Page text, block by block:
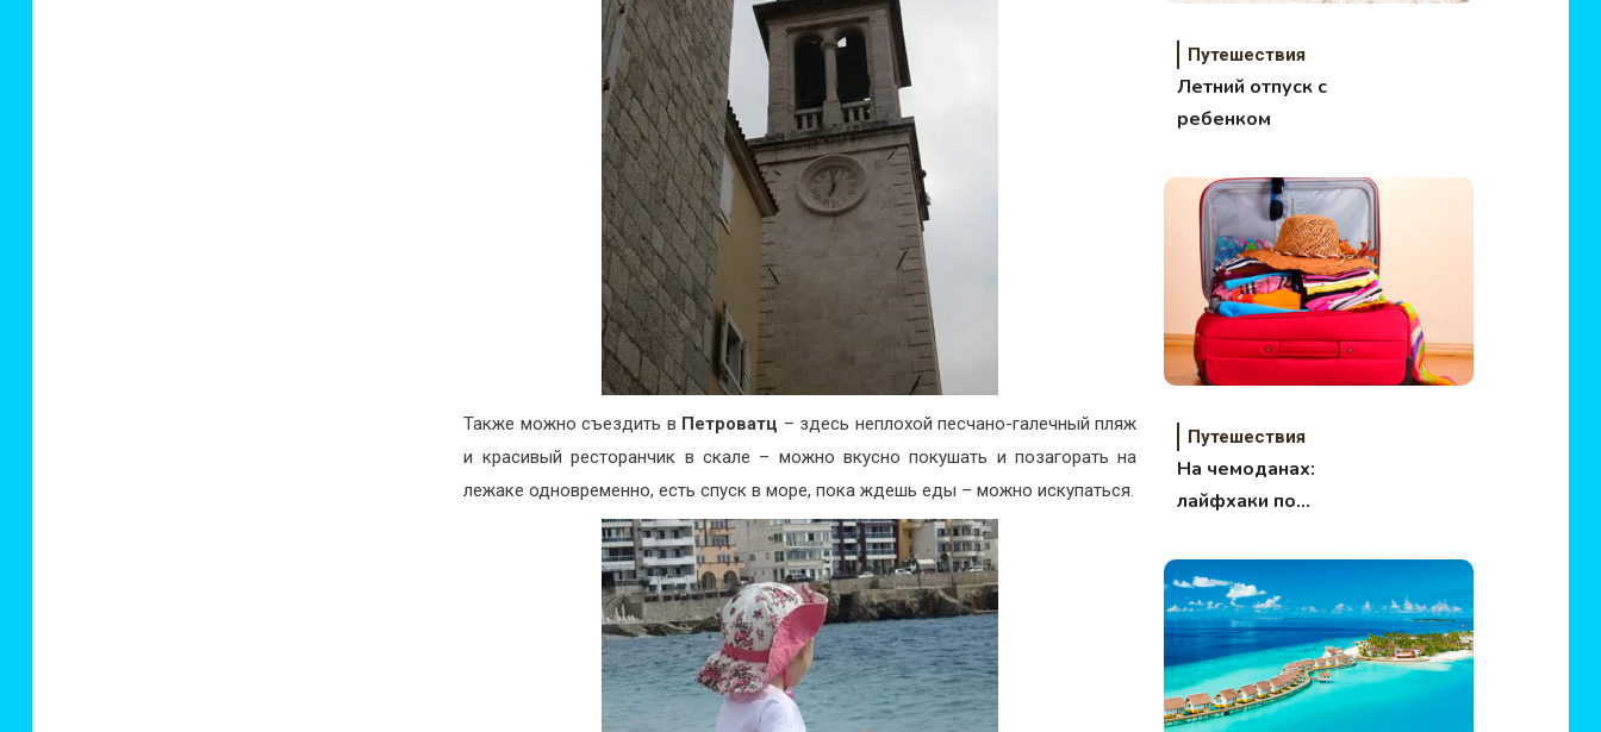
Также можно съездить в Петроватц – здесь неплохой песчано-галечный пляж
и красивый ресторанчик в скале – можно вкусно покушать и позагорать на
лежаке одновременно, есть спуск в море, пока ждешь еды – можно искупаться.
Путешествия
Летний отпуск с
ребенком
Путешествия
На чемоданах:
лайфхаки по
самолетах